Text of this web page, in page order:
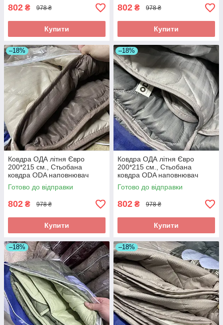
802 ₴ 978 ₴
Купити
802 ₴ 978 ₴
Купити
–18%
Ковдра ОДА літня Євро
200*215 см., Стьобана
ковдра ODA наповнювач
хлопок - Хлопкопон
Готово до відправки
802 ₴ 978 ₴
Купити
–18%
Ковдра ОДА літня Євро
200*215 см., Стьобана
ковдра ODA наповнювач
хлопок - Хлопкопон
Готово до відправки
802 ₴ 978 ₴
Купити
–18% –18%